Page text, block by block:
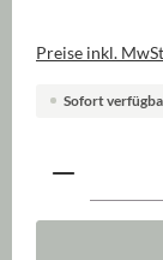
Preise inkl.
Sofort
Produkt